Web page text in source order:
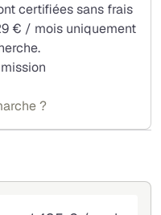
certifiées sans frais
€ / mois uniquement
?